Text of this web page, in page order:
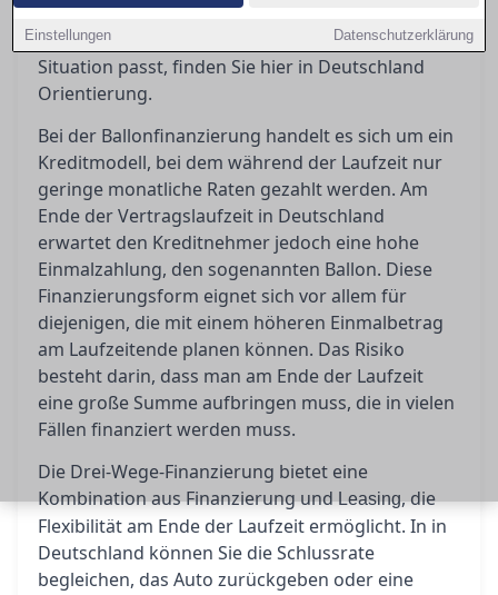
Einstellungen Datenschutzerklärung
sollten Sie beachten? Wenn Sie sich fragen,
welches Finanzierungsmodell am besten zu Ihrer
Situation passt, finden Sie hier in Deutschland
Orientierung.
Bei der Ballonfinanzierung handelt es sich um ein
Kreditmodell, bei dem während der Laufzeit nur
geringe monatliche Raten gezahlt werden. Am
Ende der Vertragslaufzeit in Deutschland
erwartet den Kreditnehmer jedoch eine hohe
Einmalzahlung, den sogenannten Ballon. Diese
Finanzierungsform eignet sich vor allem für
diejenigen, die mit einem höheren Einmalbetrag
am Laufzeitende planen können. Das Risiko
besteht darin, dass man am Ende der Laufzeit
eine große Summe aufbringen muss, die in vielen
Fällen finanziert werden muss.
Die Drei-Wege-Finanzierung bietet eine
Kombination aus Finanzierung undLeasing, die
Flexibilität am Ende der Laufzeit ermöglicht. In in
Deutschland können Sie die Schlussrate
begleichen, das Auto zurückgeben oder eine